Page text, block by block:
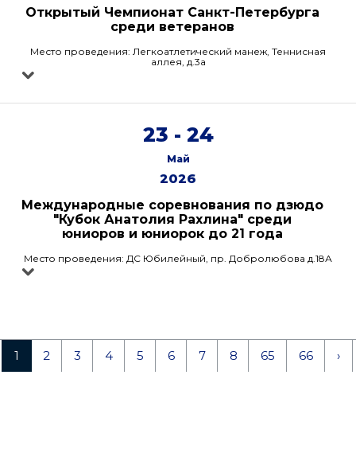
Открытый Чемпионат Санкт-Петербурга
среди ветеранов
Место проведения: Легкоатлетический манеж, Теннисная
аллея, д.3а
23 - 24
Май
2026
Международные соревнования по дзюдо
"Кубок Анатолия Рахлина" среди
юниоров и юниорок до 21 года
Место проведения: ДС Юбилейный, пр. Добролюбова д.18А
1 2 3 4 5 6 7 8 65 66 ›